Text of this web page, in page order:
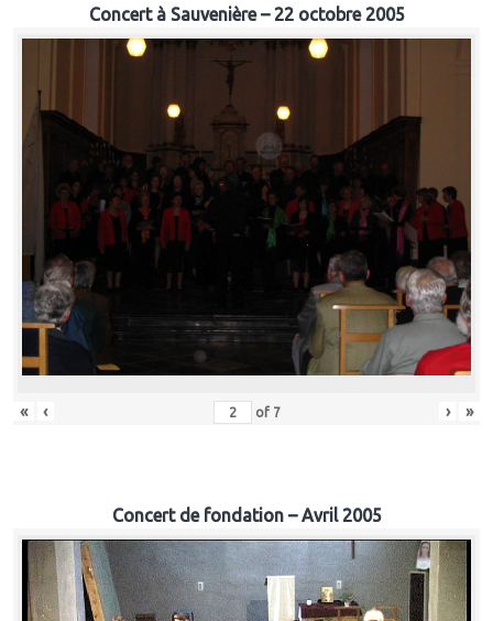
Concert à Sauvenière – 22 octobre 2005
« ‹ of 7 › »
Concert de fondation – Avril 2005